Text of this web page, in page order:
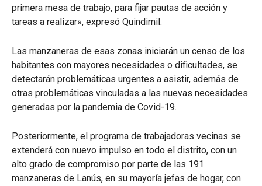
primera mesa de trabajo, para fijar pautas de acción y
tareas a realizar», expresó Quindimil.
Las manzaneras de esas zonas iniciarán un censo de los
habitantes con mayores necesidades o dificultades, se
detectarán problemáticas urgentes a asistir, además de
otras problemáticas vinculadas a las nuevas necesidades
generadas por la pandemia de Covid-19.
Posteriormente, el programa de trabajadoras vecinas se
extenderá con nuevo impulso en todo el distrito, con un
alto grado de compromiso por parte de las 191
manzaneras de Lanús, en su mayoría jefas de hogar, con